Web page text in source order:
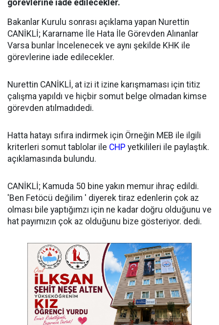
görevlerine iade edilecekler.
Bakanlar Kurulu sonrası açıklama yapan Nurettin
CANİKLİ; Kararname İle Hata İle Görevden Alınanlar
Varsa bunlar İncelenecek ve aynı şekilde KHK ile
görevlerine iade edilecekler.
Nurettin CANİKLİ, at izi it izine karışmaması için titiz
çalışma yapıldı ve hiçbir somut belge olmadan kimse
görevden atılmadıdedi.
Hatta hatayı sıfıra indirmek için Örneğin MEB ile ilgili
kriterleri somut tablolar ile CHP yetkilileri ile paylaştık.
açıklamasında bulundu.
CANİKLİ; Kamuda 50 bine yakın memur ihraç edildi.
'Ben Fetöcü değilim ' diyerek tiraz edenlerin çok az
olması bile yaptığımzı için ne kadar doğru olduğunu ve
hat payımızın çok az olduğunu bize gösteriyor. dedi.